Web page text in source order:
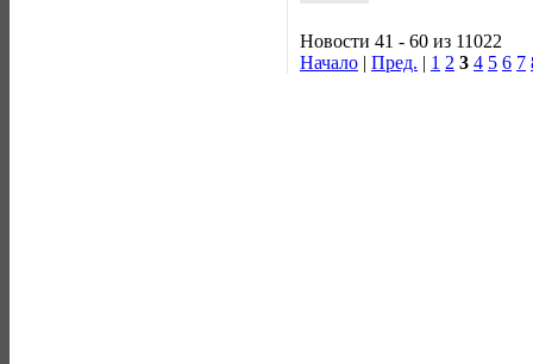
Новости 41 - 60 из 11022
Начало | Пред. | 1 2 3 4 5 6 7